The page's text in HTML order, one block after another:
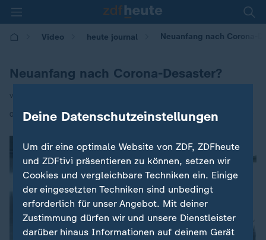
Video heute journal Neuanfang nach Corona-
Neuanfang nach Corona-Desaster?
von Britta Hilpert
03.07.2020 | 22:00
Deine Datenschutzeinstellungen
Um dir eine optimale Website von ZDF, ZDFheute
und ZDFtivi präsentieren zu können, setzen wir
Cookies und vergleichbare Techniken ein. Einige
der eingesetzten Techniken sind unbedingt
erforderlich für unser Angebot. Mit deiner
Zustimmung dürfen wir und unsere Dienstleister
darüber hinaus Informationen auf deinem Gerät